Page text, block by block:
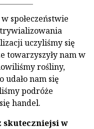
społeczeństwie
trywializowania
uczyliśmy się
towarzyszyły nam w
rośliny,
nam się
podróże
handel.
skuteczniejsi w